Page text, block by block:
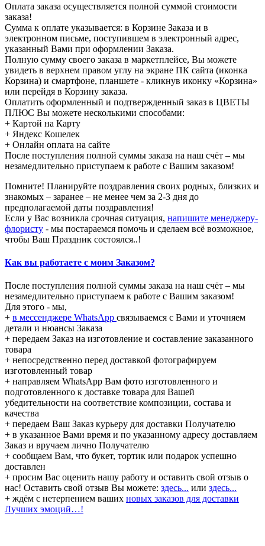
Оплата заказа осуществляется полной суммой стоимости
заказа!
Сумма к оплате указывается: в Корзине Заказа и в
электронном письме, поступившем в электронный адрес,
указанный Вами при оформлении Заказа.
Полную сумму своего заказа в маркетплейсе, Вы можете
увидеть в верхнем правом углу на экране ПК сайта (иконка
Корзина) и смартфоне, планшете - кликнув иконку «Корзина»
или перейдя в Корзину заказа.
Оплатить оформленный и подтвержденный заказ в ЦВЕТЫ
ПЛЮС Вы можете несколькими способами:
+ Картой на Карту
+ Яндекс Кошелек
+ Онлайн оплата на сайте
После поступления полной суммы заказа на наш счёт – мы
незамедлительно приступаем к работе с Вашим заказом!
Помните! Планируйте поздравления своих родных, близких и
знакомых – заранее – не менее чем за 2-3 дня до
предполагаемой даты поздравления!
Если у Вас возникла срочная ситуация, напишите менеджеру-
флористу - мы постараемся помочь и сделаем всё возможное,
чтобы Ваш Праздник состоялся..!
Как вы работаете с моим Заказом?
После поступления полной суммы заказа на наш счёт – мы
незамедлительно приступаем к работе с Вашим заказом!
Для этого - мы,
+ в мессенджере WhatsApp связываемся с Вами и уточняем
детали и нюансы Заказа
+ передаем Заказ на изготовление и составление заказанного
товара
+ непосредственно перед доставкой фотографируем
изготовленный товар
+ направляем WhatsApp Вам фото изготовленного и
подготовленного к доставке товара для Вашей
убедительности на соответствие композиции, состава и
качества
+ передаем Ваш Заказ курьеру для доставки Получателю
+ в указанное Вами время и по указанному адресу доставляем
Заказ и вручаем лично Получателю
+ сообщаем Вам, что букет, тортик или подарок успешно
доставлен
+ просим Вас оценить нашу работу и оставить свой отзыв о
нас! Оставить свой отзыв Вы можете: здесь... или здесь...
+ ждём с нетерпением ваших новых заказов для доставки
Лучших эмоций…!